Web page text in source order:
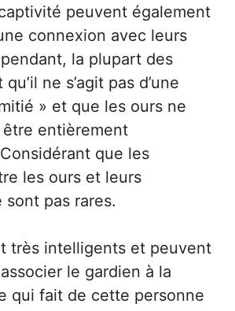
peuvent également
connexion avec leurs
la plupart des
ne s’agit pas d’une
» et que les ours ne
entièrement
que les
les ours et leurs
sont pas rares.
très intelligents et peuvent
le gardien à la
qui fait de cette personne